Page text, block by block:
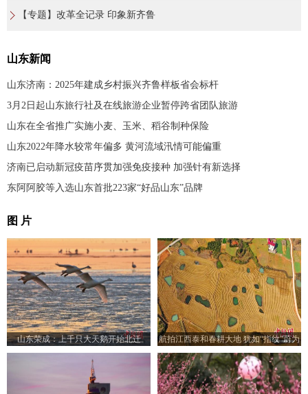
【专题】改革全记录 印象新齐鲁
山东新闻
山东济南：2025年建成乡村振兴齐鲁样板省会标杆
3月2日起山东旅行社及在线旅游企业暂停跨省团队旅游
山东在全省推广实施小麦、玉米、稻谷制种保险
山东2022年降水较常年偏多 黄河流域汛情可能偏重
济南已启动新冠疫苗序贯加强免疫接种 加强针有新选择
东阿阿胶等入选山东首批223家“好品山东”品牌
图 片
山东荣成：上千只大天鹅开始北迁
航拍江西泰和春耕大地 犹如“指纹”蔚为
壮观